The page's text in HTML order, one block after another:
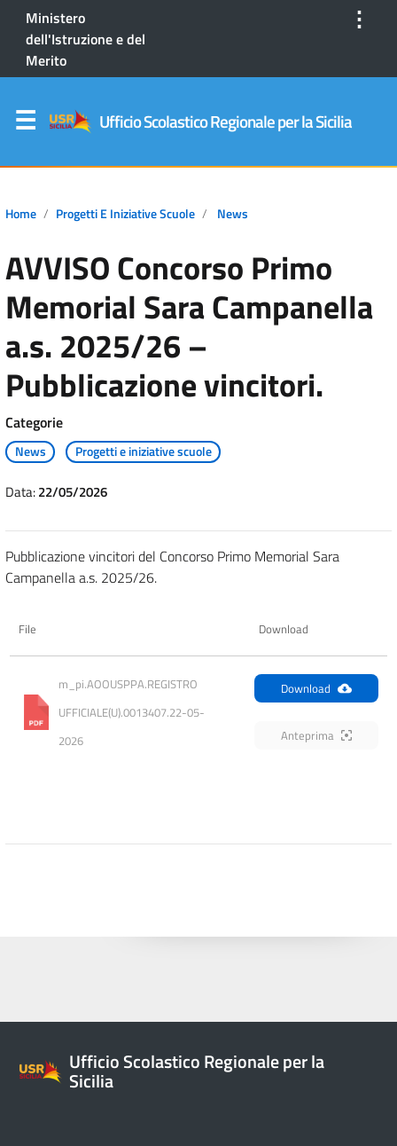
Ministero
dell'Istruzione e del
Merito
⋮
Ufficio Scolastico Regionale per la Sicilia
Home Progetti E Iniziative Scuole News
AVVISO Concorso Primo
Memorial Sara Campanella
a.s. 2025/26 –
Pubblicazione vincitori.
Categorie
News Progetti e iniziative scuole
Data:22/05/2026
Pubblicazione vincitori del Concorso Primo Memorial Sara
Campanella a.s. 2025/26.
File Download
m_pi.AOOUSPPA.REGISTRO
UFFICIALE(U).0013407.22-05-
2026
Download
Anteprima
Ufficio Scolastico Regionale per la
Sicilia